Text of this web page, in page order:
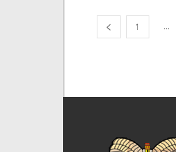
1 ...